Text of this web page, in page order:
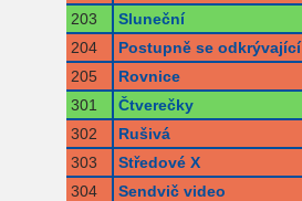
203
Sluneční
204
Postupně se odkrývající
205
Rovnice
301
Čtverečky
302
Rušivá
303
Středové X
304
Sendvič video